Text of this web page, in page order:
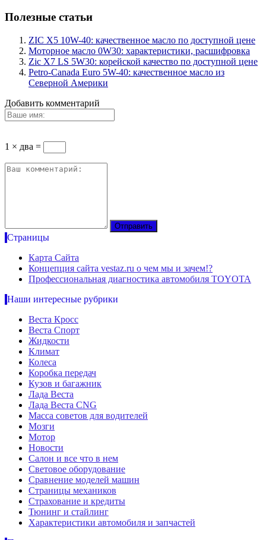
Полезные статьи
ZIC X5 10W-40: качественное масло по доступной цене
Моторное масло 0W30: характеристики, расшифровка
Zic X7 LS 5W30: корейской качество по доступной цене
Petro-Canada Euro 5W-40: качественное масло из
Северной Америки
Добавить комментарий
1 × два =
Страницы
Карта Сайта
Концепция сайта vestaz.ru о чем мы и зачем!?
Профессиональная диагностика автомобиля TOYOTA
Наши интересные рубрики
Веста Кросс
Веста Спорт
Жидкости
Климат
Колеса
Коробка передач
Кузов и багажник
Лада Веста
Лада Веста CNG
Масса советов для водителей
Мозги
Мотор
Новости
Салон и все что в нем
Световое оборудование
Сравнение моделей машин
Страницы механиков
Страхование и кредиты
Тюнинг и стайлинг
Характеристики автомобиля и запчастей